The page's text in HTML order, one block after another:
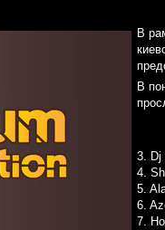
В
В
3. Dj
4.
5.
6.
7.